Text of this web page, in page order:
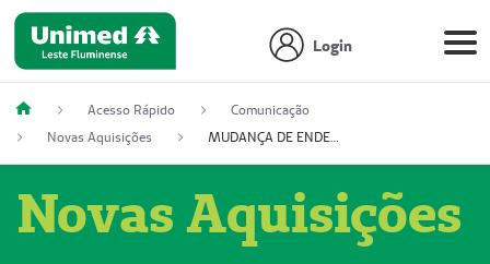
Login
Acesso Rápido
Comunicação
Novas Aquisições
MUDANÇA DE ENDEREÇO - DIAGITAB SERVIÇOS MÉDICOS LTDA (54003267-5)
Novas Aquisições